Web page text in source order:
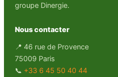
groupe Dinergie.
Nous contacter
📍 46 rue de Provence
75009 Paris
📞 +33 6 45 50 40 44